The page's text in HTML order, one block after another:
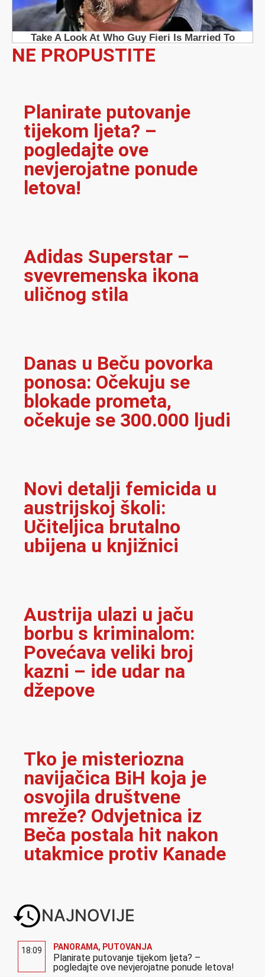
NE PROPUSTITE
Planirate putovanje
tijekom ljeta? –
pogledajte ove
nevjerojatne ponude
letova!
Adidas Superstar –
svevremenska ikona
uličnog stila
Danas u Beču povorka
ponosa: Očekuju se
blokade prometa,
očekuje se 300.000 ljudi
Novi detalji femicida u
austrijskoj školi:
Učiteljica brutalno
ubijena u knjižnici
Austrija ulazi u jaču
borbu s kriminalom:
Povećava veliki broj
kazni – ide udar na
džepove
Tko je misteriozna
navijačica BiH koja je
osvojila društvene
mreže? Odvjetnica iz
Beča postala hit nakon
utakmice protiv Kanade
NAJNOVIJE
18:09 PANORAMA, PUTOVANJA
Planirate putovanje tijekom ljeta? –
pogledajte ove nevjerojatne ponude letova!